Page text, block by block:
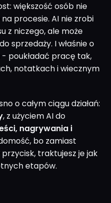
większość osób nie
procesie. AI nie zrobi
z niczego, ale może
sprzedaży. I właśnie o
poukładać pracę tak,
notatkach i wiecznym
o całym ciągu działań:
, z użyciem AI do
nagrywania i
bo zamiast
traktujesz je jak
etapów.